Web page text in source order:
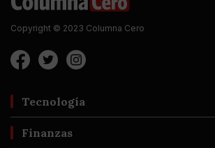
Copyright © 2023 Columna Cero
Tecnología
Finanzas